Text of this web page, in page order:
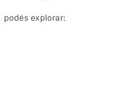
podés explorar: